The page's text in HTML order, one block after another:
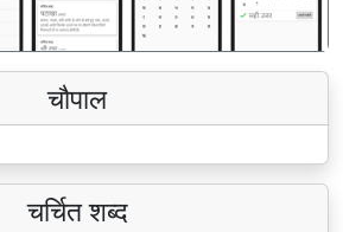
चौपाल
चर्चित शब्द